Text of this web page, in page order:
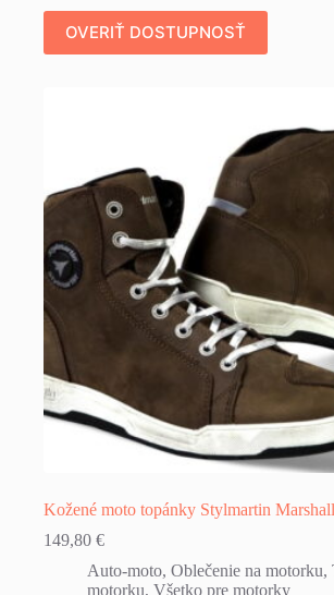
OVERIŤ DOSTUPNOSŤ
Kožené moto topánky Stylmartin
149,80 €
Auto-moto, Oblečenie na motorku,
motorku, Všetko pre motorky